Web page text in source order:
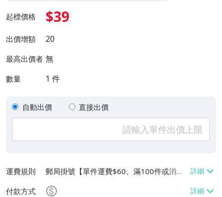
起標價格 $39
出價增額 20
最高出價者 無
數量 1 件
自動出價 直接出價
運費規則
郵局掛號【單件運費$60、滿100件或消費
滿$9999免運費】
付款方式